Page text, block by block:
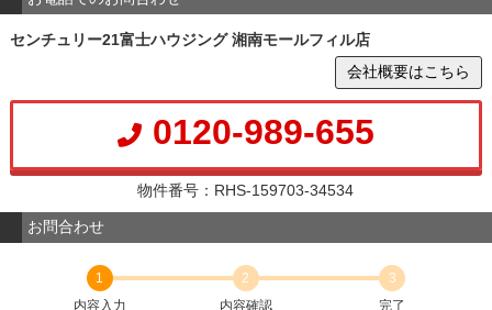
センチュリー21富士ハウジング 湘南モールフィル店
会社概要はこちら
0120-989-655
物件番号：RHS-159703-34534
お問合わせ
1
内容入力
2
内容確認
3
完了